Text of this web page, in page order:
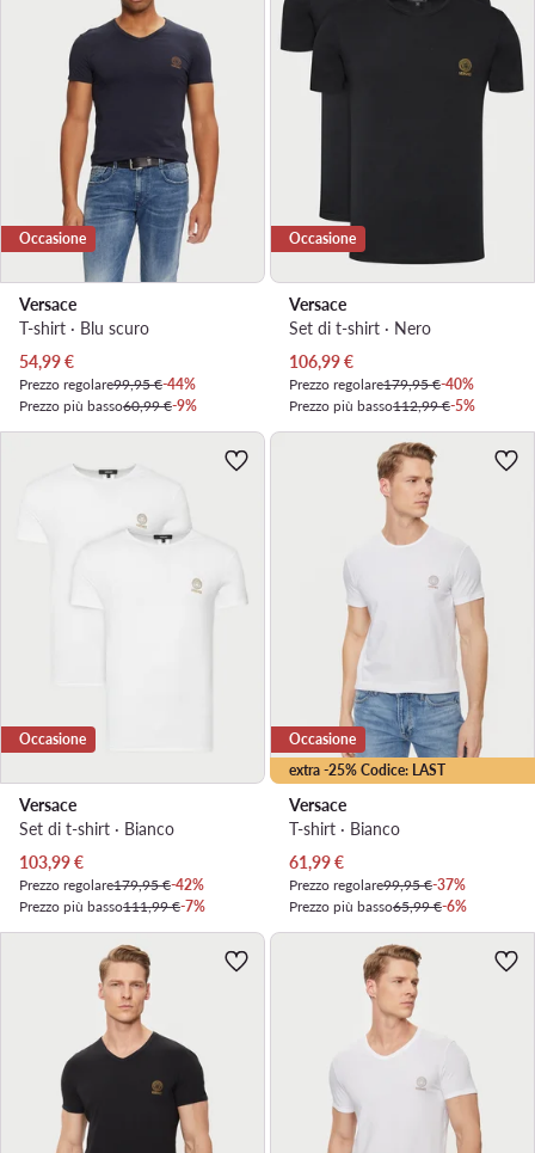
Occasione
Versace
T-shirt · Blu scuro
Prezzo attuale
54,99€
Prezzo regolare99,95 €-44%
Prezzo più basso60,99 €-9%
Occasione
Versace
Set di t-shirt · Nero
Prezzo attuale
106,99€
Prezzo regolare179,95 €-40%
Prezzo più basso112,99 €-5%
Occasione
Versace
Set di t-shirt · Bianco
Prezzo attuale
103,99€
Prezzo regolare179,95 €-42%
Prezzo più basso111,99 €-7%
extra -25% Codice: LAST
Occasione
Versace
T-shirt · Bianco
Prezzo attuale
61,99€
Prezzo regolare99,95 €-37%
Prezzo più basso65,99 €-6%